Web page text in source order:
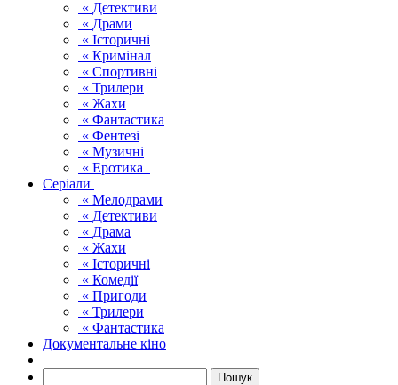
« Детективи
« Драми
« Історичні
« Кримінал
« Спортивні
« Трилери
« Жахи
« Фантастика
« Фентезі
« Музичні
« Еротика
Серіали
« Мелодрами
« Детективи
« Драма
« Жахи
« Історичні
« Комедії
« Пригоди
« Трилери
« Фантастика
Документальне кіно
Пошук